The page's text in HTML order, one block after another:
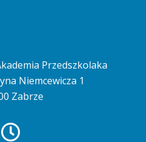
Przedszkolaka
Niemcewicza 1
Zabrze